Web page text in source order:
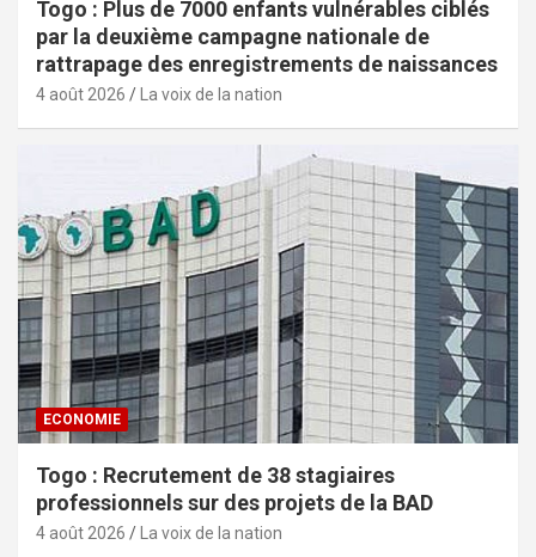
Togo : Plus de 7000 enfants vulnérables ciblés
par la deuxième campagne nationale de
rattrapage des enregistrements de naissances
4 août 2026 La voix de la nation
ECONOMIE
Togo : Recrutement de 38 stagiaires
professionnels sur des projets de la BAD
4 août 2026 La voix de la nation